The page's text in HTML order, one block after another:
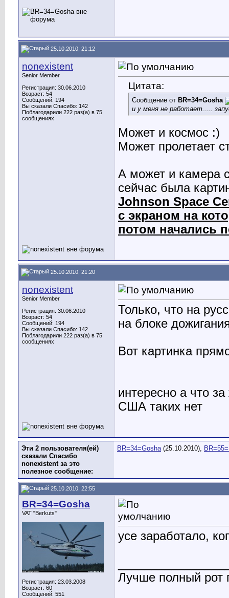
25.10.2010, 21:12
nonexistent
Senior Member
Регистрация: 30.06.2010
Возраст: 54
Сообщений: 194
Вы сказали Спасибо: 142
Поблагодарили 222 раз(а) в 75
сообщениях
Цитата:
Сообщение от BR=34=Gosha
и у меня не работает.....
Может и космос :)
Может пролетает
А может и камера
сейчас была
Johnson Space
с экраном на
потом начались
25.10.2010, 21:20
nonexistent
Senior Member
Регистрация: 30.06.2010
Возраст: 54
Сообщений: 194
Вы сказали Спасибо: 142
Поблагодарили 222 раз(а) в 75
сообщениях
Только, что на
на блоке
Вот картинка
интересно а что
США таких нет
Эти 2 пользователя(ей)
сказали Спасибо
nonexistent за это
полезное сообщение:
BR=34=Gosha(25.10.2010),
25.10.2010, 22:55
BR=34=Gosha
VAT "Berkuts"
Регистрация: 23.03.2008
Возраст: 60
Сообщений: 551
усе заработало,
Лучше полный рот